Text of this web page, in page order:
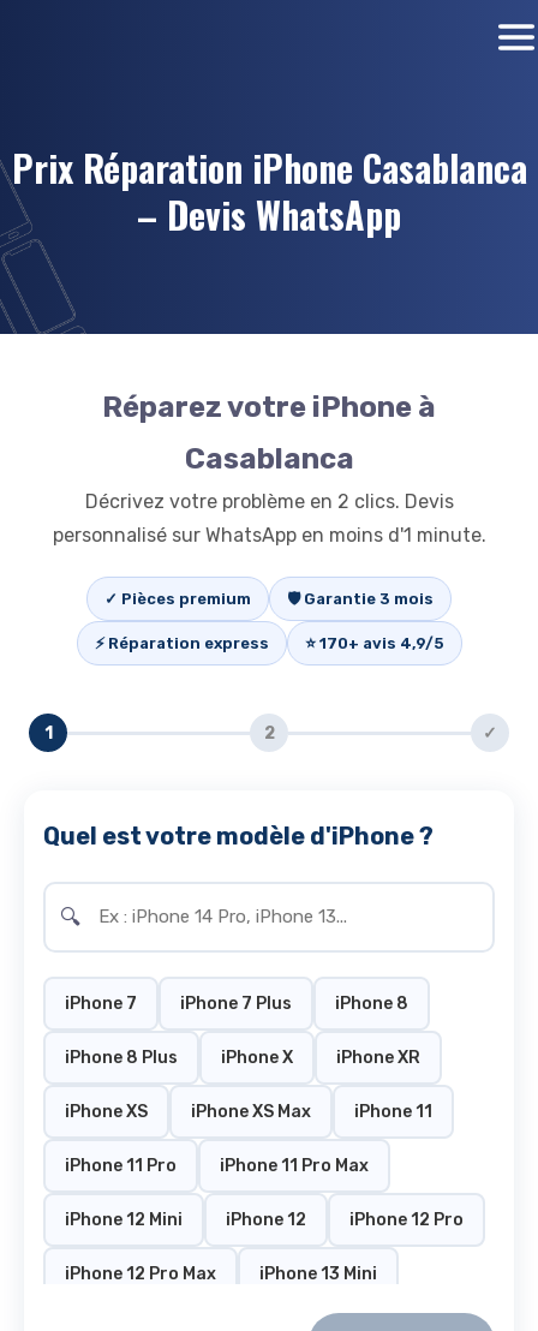
Prix Réparation iPhone Casablanca
– Devis WhatsApp
Réparez votre iPhone à
Casablanca
Décrivez votre problème en 2 clics. Devis
personnalisé sur WhatsApp en moins d'1 minute.
✓ Pièces premium 🛡 Garantie 3 mois
⚡ Réparation express ⭐ 170+ avis 4,9/5
1 2 ✓
Quel est votre modèle d'iPhone ?
🔍
iPhone 7 iPhone 7 Plus iPhone 8
iPhone 8 Plus iPhone X iPhone XR
iPhone XS iPhone XS Max iPhone 11
iPhone 11 Pro iPhone 11 Pro Max
iPhone 12 Mini iPhone 12 iPhone 12 Pro
iPhone 12 Pro Max iPhone 13 Mini